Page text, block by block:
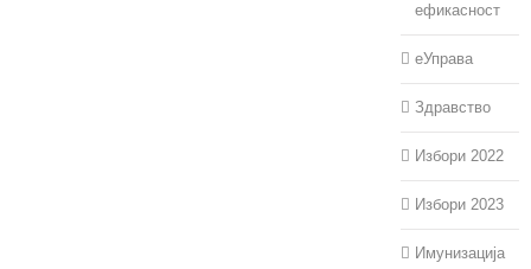
ефикасност
еУправа
Здравство
Избори 2022
Избори 2023
Имунизација